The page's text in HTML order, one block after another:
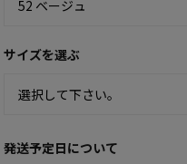
サイズを選ぶ
発送予定日について